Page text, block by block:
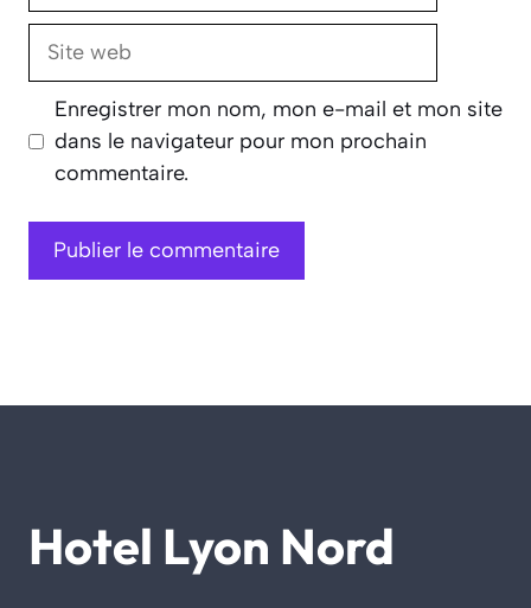
Site
Enregistrer mon nom, mon e-mail et mon site
dans le navigateur pour mon prochain
commentaire.
Hotel Lyon Nord